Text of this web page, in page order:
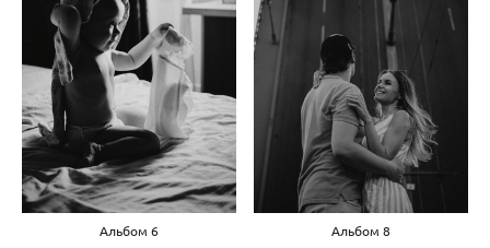
Альбом 6 Альбом 8